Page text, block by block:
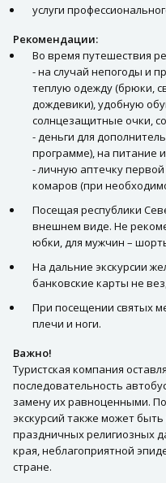
услуги
Рекомендации:
Во время путешествия
- на случай непогоды и
теплую одежду (брюки,
дождевики), удобную
солнцезащитные очки,
- деньги для
программе), на питание
- личную аптечку
комаров (при
Посещая республики
внешнем виде. Не
юбки, для мужчин –
На дальние экскурсии
банковские карты не
При посещении святых
плечи и ноги.
Важно!
Туристская компания
последовательность
замену их равноценными.
экскурсий также может
праздничных религиозных
края, неблагоприятной
стране.